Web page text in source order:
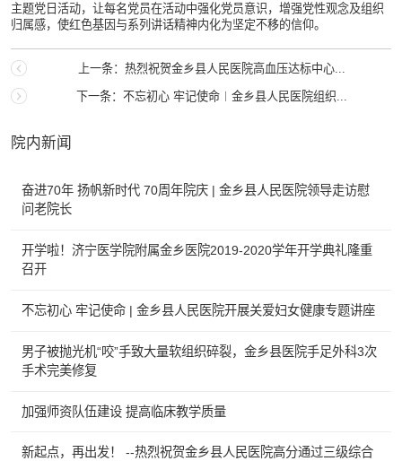
主题党日活动，让每名党员在活动中强化党员意识，增强党性观念及组织
归属感，使红色基因与系列讲话精神内化为坚定不移的信仰。
上一条：热烈祝贺金乡县人民医院高血压达标中心...
下一条：不忘初心 牢记使命︱金乡县人民医院组织...
院内新闻
奋进70年 扬帆新时代 70周年院庆 | 金乡县人民医院领导走访慰
问老院长
开学啦！济宁医学院附属金乡医院2019-2020学年开学典礼隆重
召开
不忘初心 牢记使命 | 金乡县人民医院开展关爱妇女健康专题讲座
男子被抛光机“咬”手致大量软组织碎裂，金乡县医院手足外科3次
手术完美修复
加强师资队伍建设 提高临床教学质量
新起点，再出发！ --热烈祝贺金乡县人民医院高分通过三级综合